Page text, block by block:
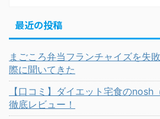
最近の投稿
まごころ弁当フランチャイズを失
際に聞いてきた
【口コミ】ダイエット宅食のnosh
徹底レビュー！